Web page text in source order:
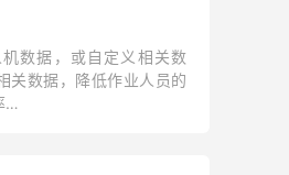
数据，或自定义相关数
关数据，降低作业人员的
…